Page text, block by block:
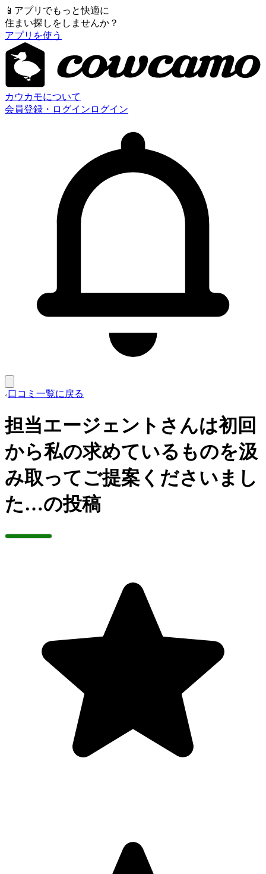
📱 アプリでもっと快適に
住まい探しをしませんか？
アプリを使う
カウカモについて
会員登録・ログイン ログイン
口コミ一覧に戻る
担当エージェントさんは初回
から私の求めているものを汲
み取ってご提案くださいまし
た…の投稿